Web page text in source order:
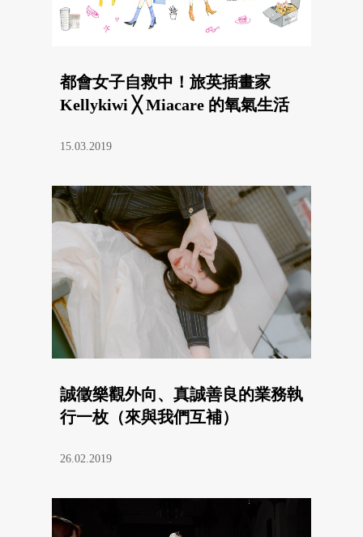
都會女子自救中！旅英插畫家
Kellykiwi ╳ Miacare 的氧氣生活
15.03.2019
誠徵樂觀外向、真誠善良的業務執
行一枚（來與我們互補）
26.02.2019